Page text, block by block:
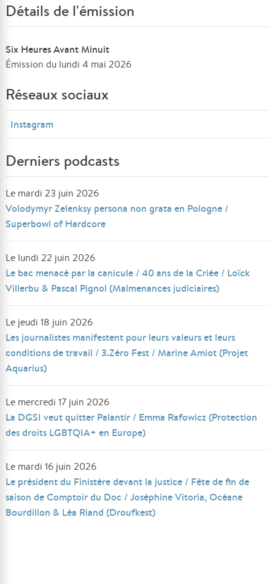
Détails de l'émission
Six Heures Avant Minuit
Émission du lundi 4 mai 2026
Réseaux sociaux
Instagram
Derniers podcasts
Le mardi 23 juin 2026
Volodymyr Zelenksy persona non grata en Pologne /
Superbowl of Hardcore
Le lundi 22 juin 2026
Le bac menacé par la canicule / 40 ans de la Criée / Loïck
Villerbu & Pascal Pignol (Malmenances judiciaires)
Le jeudi 18 juin 2026
Les journalistes manifestent pour leurs valeurs et leurs
conditions de travail / 3.Zéro Fest / Marine Amiot (Projet
Aquarius)
Le mercredi 17 juin 2026
La DGSI veut quitter Palantir / Emma Rafowicz (Protection
des droits LGBTQIA+ en Europe)
Le mardi 16 juin 2026
Le président du Finistère devant la justice / Fête de fin de
saison de Comptoir du Doc / Joséphine Vitoria, Océane
Bourdillon & Léa Riand (Droufkest)